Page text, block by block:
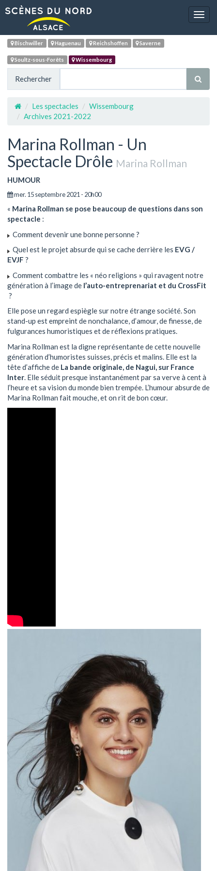
Bischwiller Haguenau Reichshoffen Saverne
Soultz-sous-Forêts Wissembourg
Rechercher
Les spectacles
Wissembourg
Archives 2021-2022
Marina Rollman - Un
Spectacle Drôle Marina Rollman
HUMOUR
mer. 15 septembre 2021 - 20h00
« Marina Rollman se pose beaucoup de questions dans son
spectacle :
Comment devenir une bonne personne ?
Quel est le projet absurde qui se cache derrière les EVG /
EVJF ?
Comment combattre les « néo religions » qui ravagent notre
génération à l’image de l’auto-entreprenariat et du CrossFit
?
Elle pose un regard espiègle sur notre étrange société. Son
stand-up est empreint de nonchalance, d’amour, de finesse, de
fulgurances humoristiques et de réflexions pratiques.
Marina Rollman est la digne représentante de cette nouvelle
génération d’humoristes suisses, précis et malins. Elle est la
tête d’affiche de La bande originale, de Nagui, sur France
Inter . Elle séduit presque instantanément par sa verve à cent à
l’heure et sa vision du monde bien trempée. L’humour absurde de
Marina Rollman fait mouche, et on rit de bon cœur.